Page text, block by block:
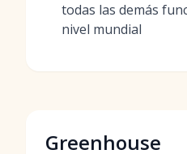
todas las demás
nivel mundial
Greenhouse